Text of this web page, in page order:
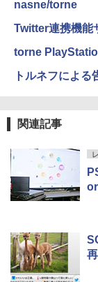
nasne/torne
Twitter連携機能
torne
トルネフによる
関連記事